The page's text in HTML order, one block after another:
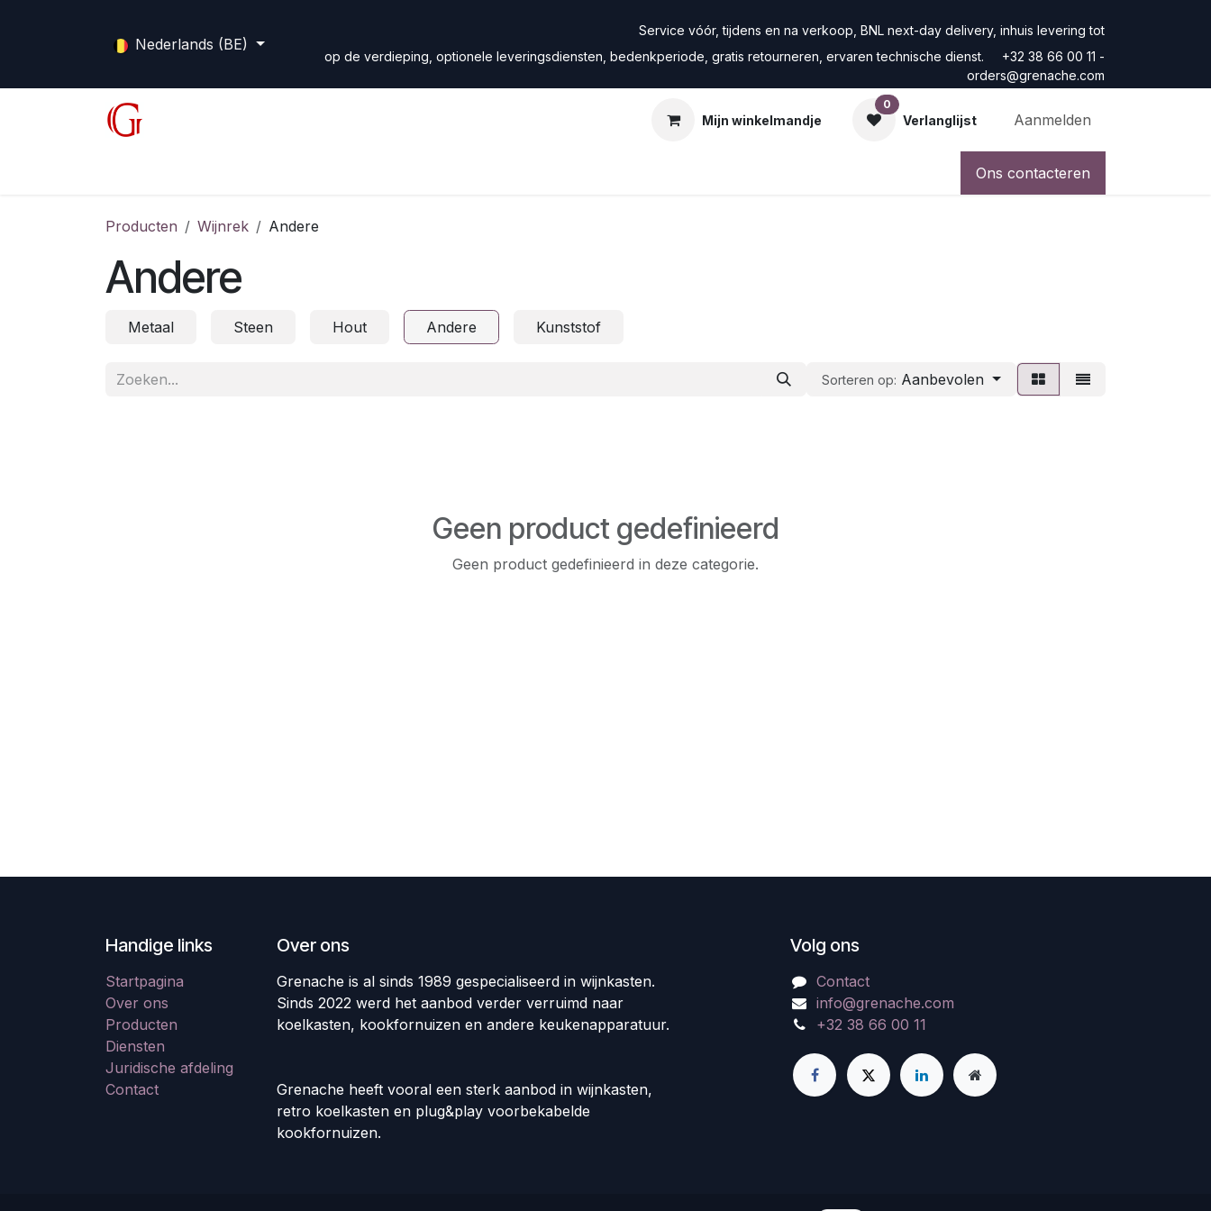
Nederlands (BE)
Service vóór, tijdens en na verkoop, BNL next-day delivery, inhuis levering tot
op de verdieping, optionele leveringsdiensten, bedenkperiode, gratis retourneren, ervaren technische dienst. +32 38 66 00 11 -
orders@grenache.com
Mijn winkelmandje
0
Verlanglijst Aanmelden
Ons contacteren
Producten Wijnrek Andere
Andere
Metaal Steen Hout Andere Kunststof
Sorteren op: Aanbevolen
Geen product gedefinieerd
Geen product gedefinieerd in deze categorie.
Handige links
Startpagina
Over ons
Producten
Diensten
Juridische afdeling
Contact
Over ons
Grenache is al sinds 1989 gespecialiseerd in wijnkasten.
Sinds 2022 werd het aanbod verder verruimd naar
koelkasten, kookfornuizen en andere keukenapparatuur.
Grenache heeft vooral een sterk aanbod in wijnkasten,
retro koelkasten en plug&play voorbekabelde
kookfornuizen.
Volg ons
Contact
info@grenache.com
+32 38 66 00 11